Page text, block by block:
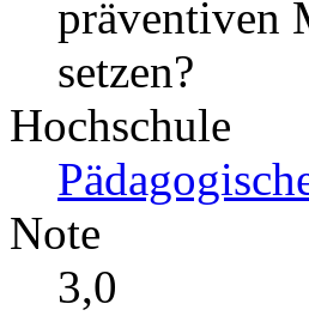
präventiven
setzen?
Hochschule
Note
3,0